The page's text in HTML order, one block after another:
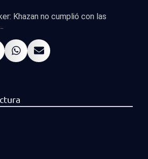
Khazan no cumplió con las